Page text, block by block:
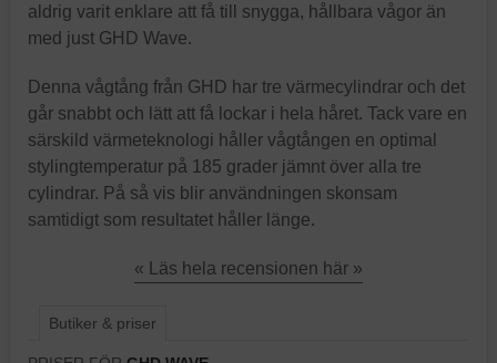
aldrig varit enklare att få till snygga, hållbara vågor än
med just GHD Wave.
Denna vågtång från GHD har tre värmecylindrar och det
går snabbt och lätt att få lockar i hela håret. Tack vare en
särskild värmeteknologi håller vågtången en optimal
stylingtemperatur på 185 grader jämnt över alla tre
cylindrar. På så vis blir användningen skonsam
samtidigt som resultatet håller länge.
« Läs hela recensionen här »
Butiker & priser